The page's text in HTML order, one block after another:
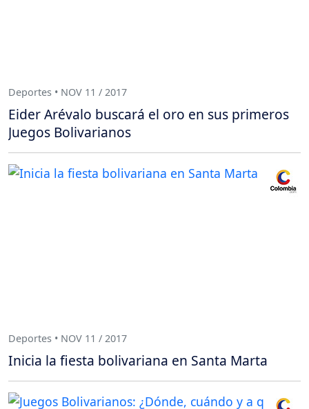
Deportes • NOV 11 / 2017
Eider Arévalo buscará el oro en sus primeros
Juegos Bolivarianos
Deportes • NOV 11 / 2017
Inicia la fiesta bolivariana en Santa Marta